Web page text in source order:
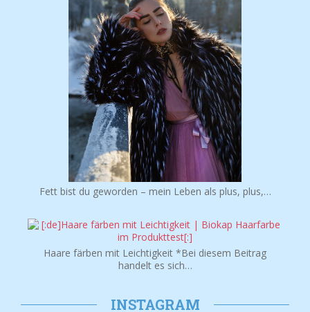
Fett bist du geworden – mein Leben als plus, plus,…
Haare färben mit Leichtigkeit *Bei diesem Beitrag
handelt es sich…
INSTAGRAM